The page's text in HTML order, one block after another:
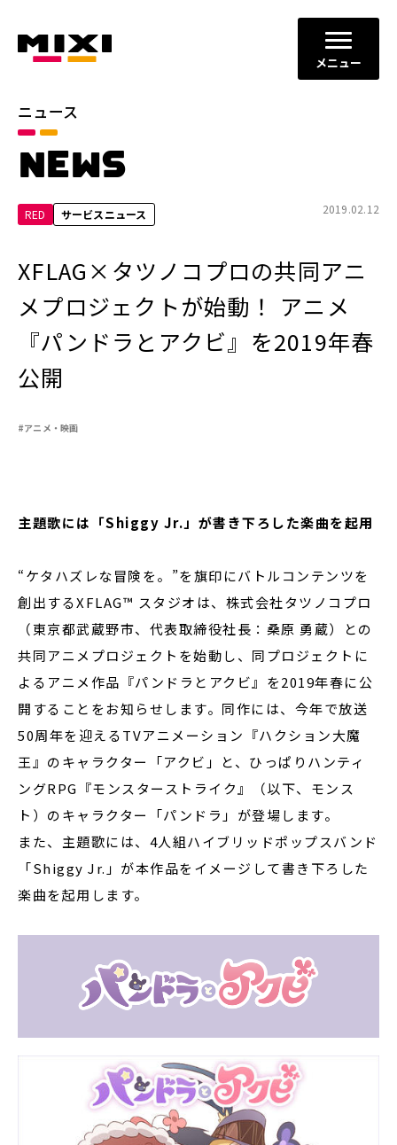
メニュー
ニュース
NEWS
RED サービスニュース 2019.02.12
XFLAG×タツノコプロの共同アニ
メプロジェクトが始動！ アニメ
『パンドラとアクビ』を2019年春
公開
#アニメ・映画
主題歌には「Shiggy Jr.」が書き下ろした楽曲を起用
“ケタハズレな冒険を。”を旗印にバトルコンテンツを
創出するXFLAG™ スタジオは、株式会社タツノコプロ
（東京都武蔵野市、代表取締役社長：桑原 勇蔵）との
共同アニメプロジェクトを始動し、同プロジェクトに
よるアニメ作品『パンドラとアクビ』を2019年春に公
開することをお知らせします。同作には、今年で放送
50周年を迎えるTVアニメーション『ハクション大魔
王』のキャラクター「アクビ」と、ひっぱりハンティ
ングRPG『モンスターストライク』（以下、モンス
ト）のキャラクター「パンドラ」が登場します。
また、主題歌には、4人組ハイブリッドポップスバンド
「Shiggy Jr.」が本作品をイメージして書き下ろした
楽曲を起用します。
カテゴリ
お知らせ
2026年 2025年